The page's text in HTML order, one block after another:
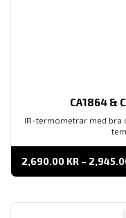
CA1864 &
IR-termometrar med bra
2,690.00 KR –